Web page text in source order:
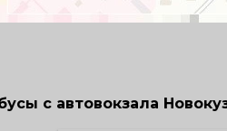
с автовокзала